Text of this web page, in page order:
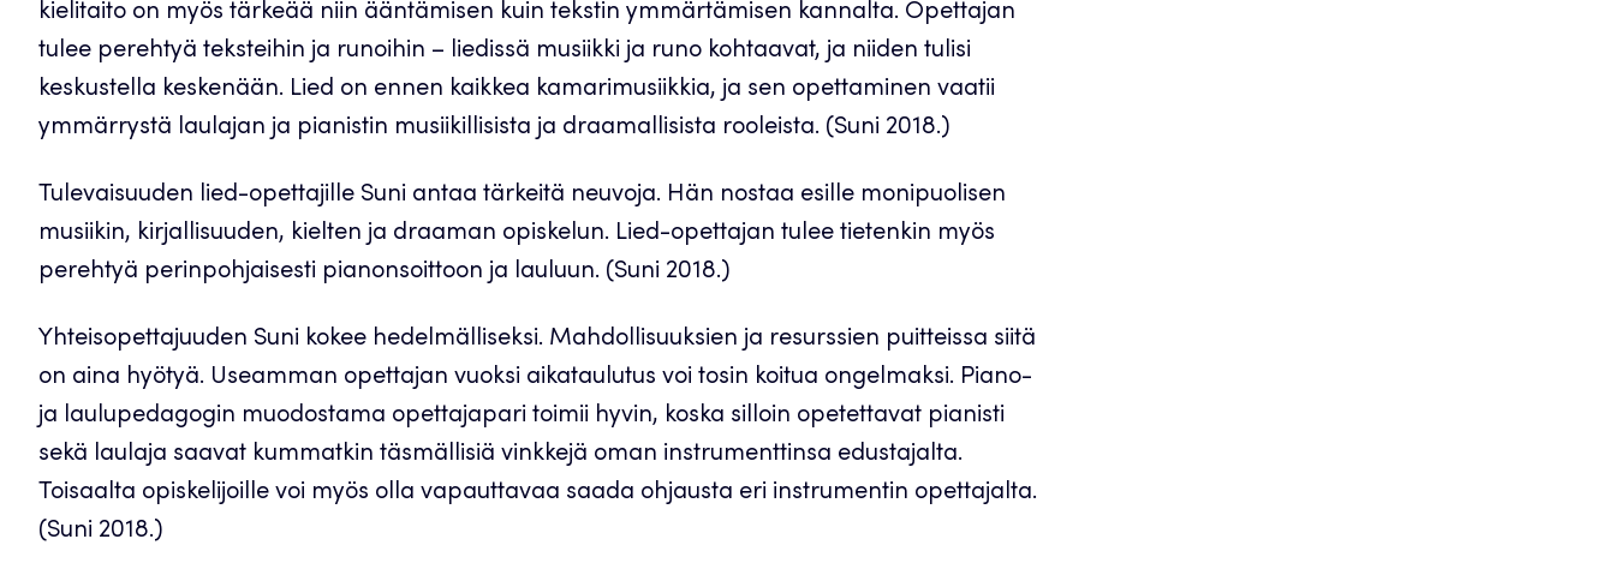
kielitaito on myös tärkeää niin ääntämisen kuin tekstin ymmärtämisen kannalta. Opettajan
tulee perehtyä teksteihin ja runoihin – liedissä musiikki ja runo kohtaavat, ja niiden tulisi
keskustella keskenään. Lied on ennen kaikkea kamarimusiikkia, ja sen opettaminen vaatii
ymmärrystä laulajan ja pianistin musiikillisista ja draamallisista rooleista. (Suni 2018.)
Tulevaisuuden lied-opettajille Suni antaa tärkeitä neuvoja. Hän nostaa esille monipuolisen
musiikin, kirjallisuuden, kielten ja draaman opiskelun. Lied-opettajan tulee tietenkin myös
perehtyä perinpohjaisesti pianonsoittoon ja lauluun. (Suni 2018.)
Yhteisopettajuuden Suni kokee hedelmälliseksi. Mahdollisuuksien ja resurssien puitteissa siitä
on aina hyötyä. Useamman opettajan vuoksi aikataulutus voi tosin koitua ongelmaksi. Piano-
ja laulupedagogin muodostama opettajapari toimii hyvin, koska silloin opetettavat pianisti
sekä laulaja saavat kummatkin täsmällisiä vinkkejä oman instrumenttinsa edustajalta.
Toisaalta opiskelijoille voi myös olla vapauttavaa saada ohjausta eri instrumentin opettajalta.
(Suni 2018.)